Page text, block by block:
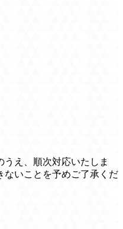
え、順次対応いたしま
ないことを予めご了承くだ